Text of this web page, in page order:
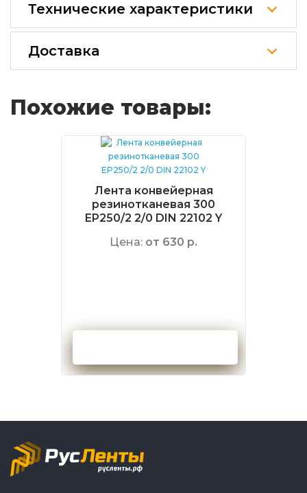
Технические характеристики
Доставка
Похожие товары:
Лента конвейерная
резинотканевая 300
EP250/2 2/0 DIN 22102 Y
Цена: от 630 р.